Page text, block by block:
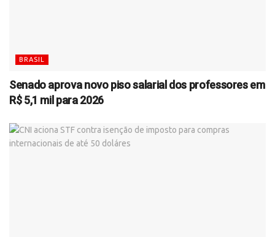
BRASIL
Senado aprova novo piso salarial dos professores em
R$ 5,1 mil para 2026